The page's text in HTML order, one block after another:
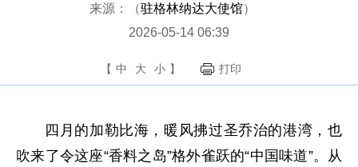
来源：（驻格林纳达大使馆）
2026-05-14 06:39
【 中 大 小 】 打印
四月的加勒比海，暖风拂过圣乔治的港湾，也
吹来了令这座“香料之岛”格外雀跃的“中国味道”。从